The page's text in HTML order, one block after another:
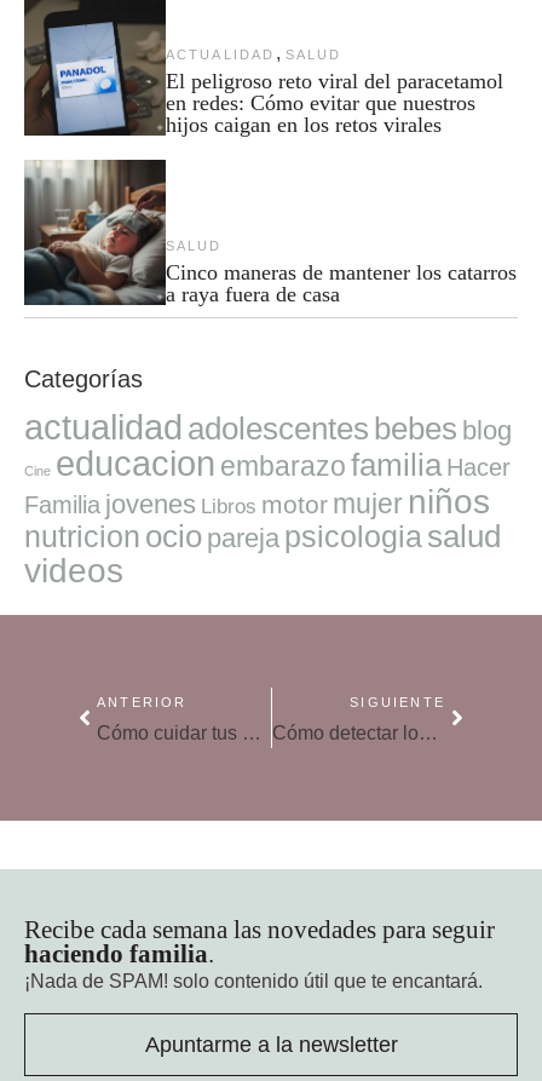
ACTUALIDAD , SALUD
El peligroso reto viral del paracetamol
en redes: Cómo evitar que nuestros
hijos caigan en los retos virales
SALUD
Cinco maneras de mantener los catarros
a raya fuera de casa
Categorías
actualidad adolescentes bebes blog
Cine educacion embarazofamilia Hacer
Familia jovenes Libros motor mujer niños
nutricion ocio pareja psicologiasalud
videos
ANTERIOR
Cómo cuidar tus ojos, si trabajas con pantallas: la fatiga ocular
SIGUIENTE
Cómo detectar los Trastornos obsesivo compulsivos (TOC) en niños
Recibe cada semana las novedades para seguir
haciendo familia.
¡Nada de SPAM! solo contenido útil que te encantará.
Apuntarme a la newsletter